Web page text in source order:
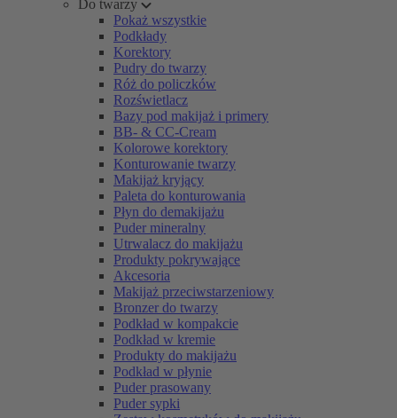
Do twarzy
Pokaż wszystkie
Podkłady
Korektory
Pudry do twarzy
Róż do policzków
Rozświetlacz
Bazy pod makijaż i primery
BB- & CC-Cream
Kolorowe korektory
Konturowanie twarzy
Makijaż kryjący
Paleta do konturowania
Płyn do demakijażu
Puder mineralny
Utrwalacz do makijażu
Produkty pokrywające
Akcesoria
Makijaż przeciwstarzeniowy
Bronzer do twarzy
Podkład w kompakcie
Podkład w kremie
Produkty do makijażu
Podkład w płynie
Puder prasowany
Puder sypki